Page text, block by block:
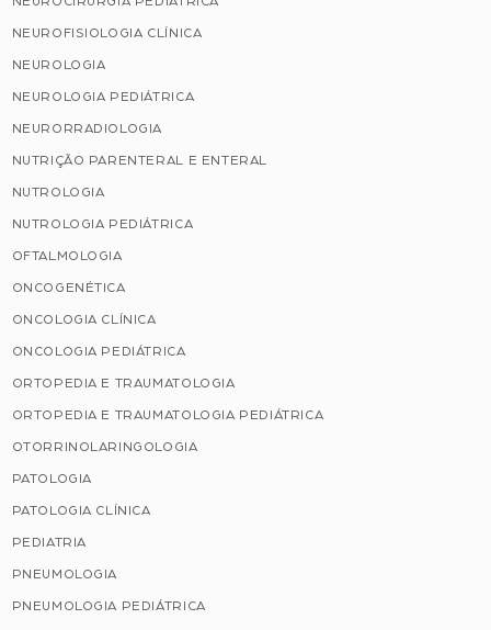
NEUROFISIOLOGIA CLÍNICA
NEUROLOGIA
NEUROLOGIA PEDIÁTRICA
NEURORRADIOLOGIA
NUTRIÇÃO PARENTERAL E ENTERAL
NUTROLOGIA
NUTROLOGIA PEDIÁTRICA
OFTALMOLOGIA
ONCOGENÉTICA
ONCOLOGIA CLÍNICA
ONCOLOGIA PEDIÁTRICA
ORTOPEDIA E TRAUMATOLOGIA
ORTOPEDIA E TRAUMATOLOGIA PEDIÁTRICA
OTORRINOLARINGOLOGIA
PATOLOGIA
PATOLOGIA CLÍNICA
PEDIATRIA
PNEUMOLOGIA
PNEUMOLOGIA PEDIÁTRICA